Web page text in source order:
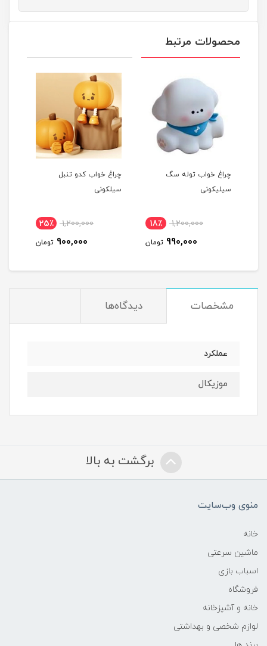
محصولات مرتبط
چراغ خواب توله سگ
سیلیکونی
1,200,000 18٪
990,000 تومان
چراغ خواب کدو تنبل
سیلکونی
1,200,000 25٪
900,000 تومان
مشخصات دیدگاه‌ها
عملکرد
موزیکال
برگشت به بالا
منوی وب‌سایت
خانه
ماشین سرعتی
اسباب بازی
فروشگاه
خانه و آشپزخانه
لوازم شخصی و بهداشتی